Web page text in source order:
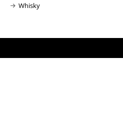
Whisky